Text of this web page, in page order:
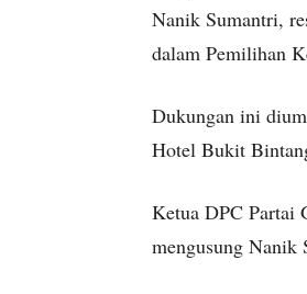
Nanik Sumantri,
dalam Pemilihan
Dukungan ini
Hotel Bukit
Ketua DPC Partai
mengusung Nanik